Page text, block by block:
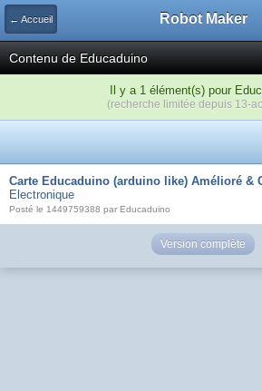
← Accueil Robot Maker
Contenu de Educaduino
Il y a 1 élément(s) pour
(recherche limitée depuis 13-
Carte Educaduino (arduino like) Amélioré &
Electronique
Posté le 1449759388 par Educaduino
Version complète